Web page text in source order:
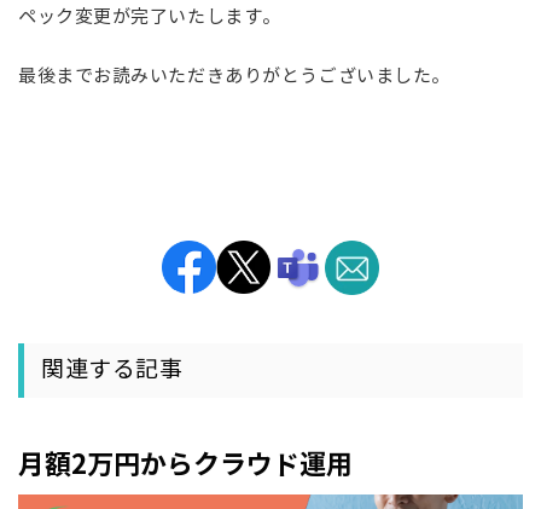
ペック変更が完了いたします。
最後までお読みいただきありがとうございました。
関連する記事
月額2万円からクラウド運用